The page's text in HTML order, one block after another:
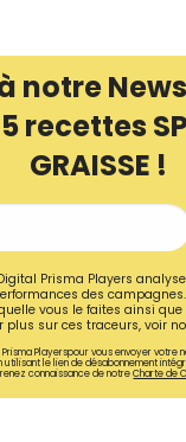
notre
recettes
GRAISSE !
Prisma Players
des
vous le faites ainsi
plus sur ces traceurs, voir
Playerspour vous envoyer
le lien de désabonnement
connaissance de notreCharte de
!